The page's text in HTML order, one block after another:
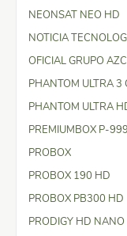
NEONSAT NEO HD
NOTICIA
OFICIAL GRUPO
PHANTOM ULTRA
PHANTOM ULTRA
PREMIUMBOX P-999
PROBOX
PROBOX 190 HD
PROBOX PB300 HD
PRODIGY HD NANO